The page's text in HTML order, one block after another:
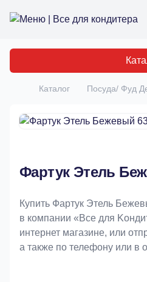
Все для кондитера
Главная
Каталог Посуда/ Фуд
Фартук Этель
Купить Фартук Этель
в компании «Bce для
интернет магазине, или
а также по телефону или в